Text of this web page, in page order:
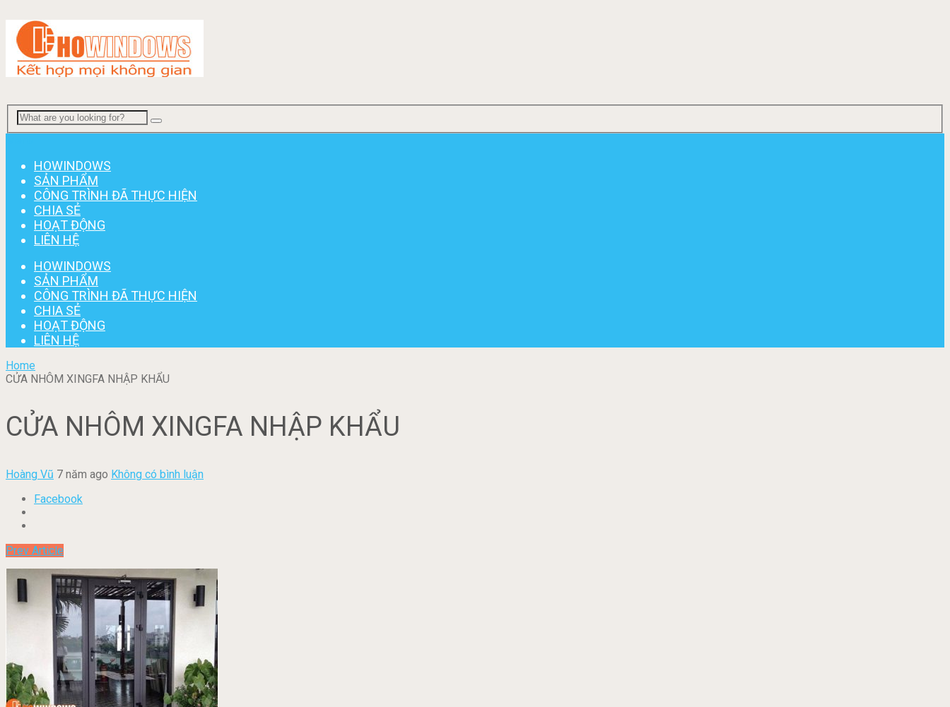
HOWINDOWS
SẢN PHẨM
CÔNG TRÌNH ĐÃ THỰC HIỆN
CHIA SẺ
HOẠT ĐỘNG
LIÊN HỆ
HOWINDOWS
SẢN PHẨM
CÔNG TRÌNH ĐÃ THỰC HIỆN
CHIA SẺ
HOẠT ĐỘNG
LIÊN HỆ
Home
CỬA NHÔM XINGFA NHẬP KHẨU
CỬA NHÔM XINGFA NHẬP KHẨU
Hoàng Vũ 7 năm ago Không có bình luận
Facebook
Prev Article